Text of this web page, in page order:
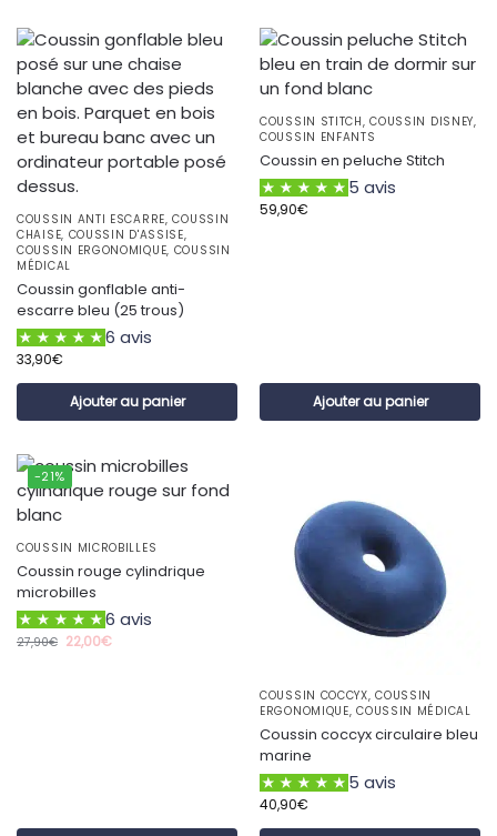
COUSSIN ANTI ESCARRE,COUSSIN
CHAISE, COUSSIN D'ASSISE,
COUSSIN ERGONOMIQUE, COUSSIN
MÉDICAL
Coussin gonflable anti-
escarre bleu (25 trous)
6 avis
33,90€
Ajouter au panier
COUSSIN STITCH,COUSSIN DISNEY,
COUSSIN ENFANTS
Coussin en peluche Stitch
5 avis
59,90€
Ajouter au panier
-21%
COUSSIN MICROBILLES
Coussin rouge cylindrique
microbilles
6 avis
27,90€ 22,00€
COUSSIN COCCYX,COUSSIN
ERGONOMIQUE,COUSSIN MÉDICAL
Coussin coccyx circulaire bleu
marine
5 avis
40,90€